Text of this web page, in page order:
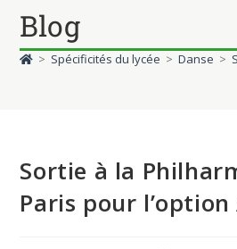
Blog
> Spécificités du lycée > Danse >
Sortie à la
Paris pour